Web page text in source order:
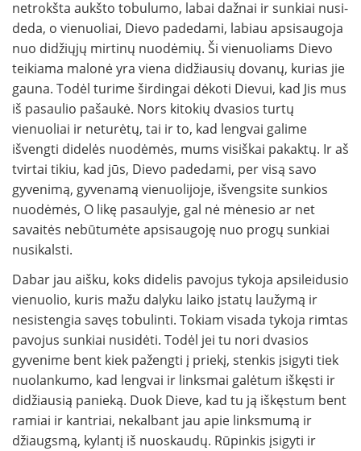
netrokšta aukšto tobulumo, labai dažnai ir sunkiai nusi­
deda, o vienuoliai, Dievo padedami, labiau apsisaugoja
nuo didžiųjų mirtinų nuodėmių. Ši vienuoliams Dievo
teikiama malonė yra viena didžiausių dovanų, kurias jie
gauna. Todėl turime širdingai dėkoti Dievui, kad Jis mus
iš pasau­lio pašaukė. Nors kitokių dvasios turtų
vienuoliai ir neturėtų, tai ir to, kad lengvai galime
išvengti didelės nuodėmės, mums visiškai pakaktų. Ir aš
tvirtai tikiu, kad jūs, Dievo padedami, per visą savo
gyvenimą, gyvenamą vienuolijoje, išvengsite sunkios
nuodėmės, O likę pasaulyje, gal nė mė­nesio ar net
savaitės nebūtumėte apsisaugoję nuo pro­gų sunkiai
nusikalsti.
Dabar jau aišku, koks didelis pavojus tykoja apsileidusio
vienuolio, kuris mažu dalyku laiko įstatų laužymą ir
nesistengia savęs tobulinti. To­kiam visada tykoja rimtas
pavojus sunkiai nusidėti. Todėl jei tu nori dvasios
gyvenime bent kiek pažengti į priekį, stenkis įsigyti tiek
nuolan­kumo, kad lengvai ir linksmai galėtum iškęsti ir
didžiausią panieką. Duok Dieve, kad tu ją iškęstum bent
ramiai ir kantriai, nekalbant jau apie linksmumą ir
džiaugsmą, kylantį iš nuoskaudų. Rūpinkis įsigyti ir